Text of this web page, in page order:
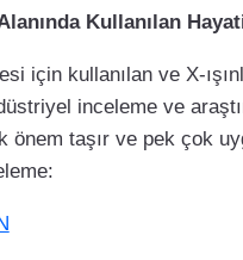
Kullanılan
için kullanılan ve X-
inceleme ve
taşır ve pek çok